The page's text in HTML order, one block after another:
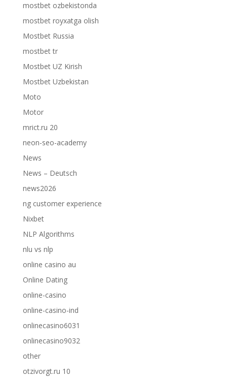
mostbet ozbekistonda
mostbet royxatga olish
Mostbet Russia
mostbet tr
Mostbet UZ Kirish
Mostbet Uzbekistan
Moto
Motor
mrict.ru 20
neon-seo-academy
News
News – Deutsch
news2026
ng customer experience
Nixbet
NLP Algorithms
nlu vs nlp
online casino au
Online Dating
online-casino
online-casino-ind
onlinecasino6031
onlinecasino9032
other
otzivorgt.ru 10